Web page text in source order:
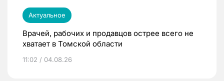
Актуальное
Врачей, рабочих и продавцов острее всего не
хватает в Томской области
11:02 / 04.08.26